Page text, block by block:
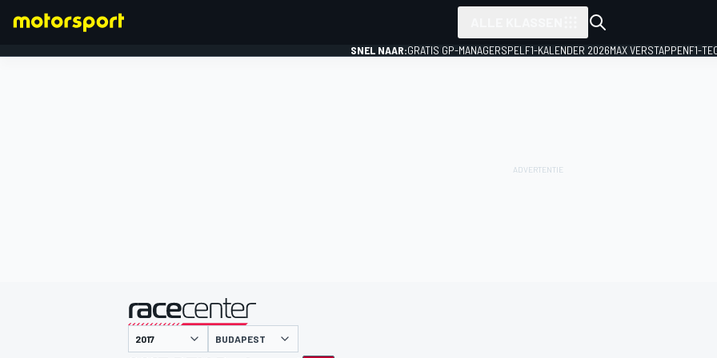
SNEL NAAR:GRATIS GP-MANAGERSPEL F1-KALENDER 2026MAX VERSTAPPENF1-
gepresenteerd door
BUDAPEST